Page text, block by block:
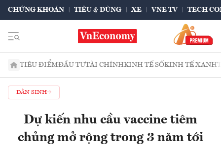
CHỨNG KHOÁN TIÊU & DÙNG XE VNE TV TECH
TIÊU ĐIỂMĐẦU TƯTÀI CHÍNHKINH TẾ SỐKINH TẾ XANH
DÂN SINH
Dự kiến nhu cầu vaccine tiêm
chủng mở rộng trong 3 năm tới